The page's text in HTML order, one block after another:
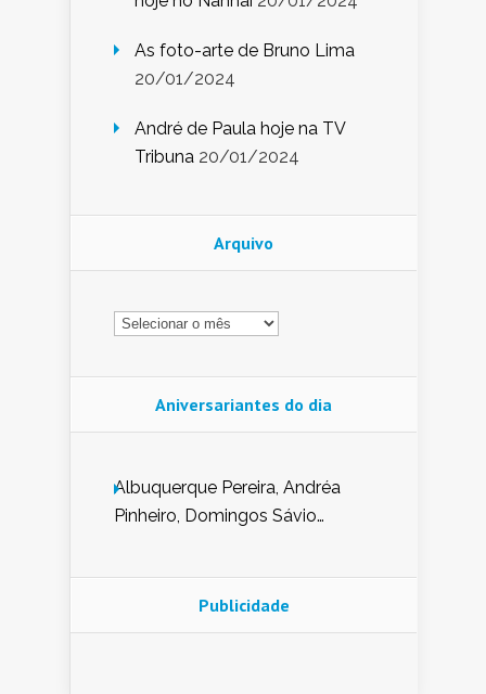
As foto-arte de Bruno Lima
20/01/2024
André de Paula hoje na TV
Tribuna 20/01/2024
Arquivo
Arquivo
Aniversariantes do dia
Albuquerque Pereira, Andréa
Pinheiro, Domingos Sávio
Nunes de Sena, Fátima Peixoto,
Glória Pereira, Kátia Mesel,
Publicidade